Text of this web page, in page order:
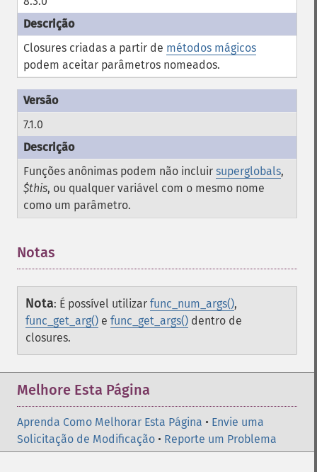
Closures criadas a partir de métodos mágicos
podem aceitar parâmetros nomeados.
7.1.0
Funções anônimas podem não incluir superglobals,
$this, ou qualquer variável com o mesmo nome
como um parâmetro.
Notas
Nota: É possível utilizar func_num_args(),
func_get_arg() e func_get_args() dentro de
closures.
Melhore Esta Página
Aprenda Como Melhorar Esta Página • Envie uma
Solicitação de Modificação • Reporte um Problema